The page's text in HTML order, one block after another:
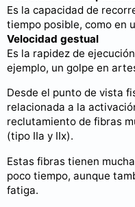
Es la capacidad de
tiempo posible, como en
Velocidad gestual
Es la rapidez de
ejemplo, un golpe en
Desde el punto de vista
relacionada a la
reclutamiento de fibras
(tipo IIa y IIx).
Estas fibras tienen
poco tiempo, aunque
fatiga.